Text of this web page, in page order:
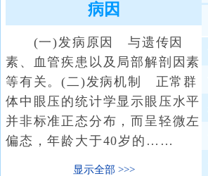
病因
(一)发病原因 与遗传因
素、血管疾患以及局部解剖因素
等有关。(二)发病机制 正常群
体中眼压的统计学显示眼压水平
并非标准正态分布，而呈轻微左
偏态，年龄大于40岁的……
显示全部